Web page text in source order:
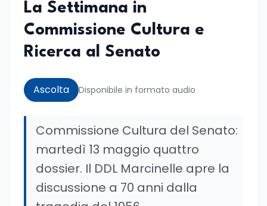
La Settimana in
Commissione Cultura e
Ricerca al Senato
Ascolta Disponibile in formato audio
Commissione Cultura del Senato:
martedì 13 maggio quattro
dossier. Il DDL Marcinelle apre la
discussione a 70 anni dalla